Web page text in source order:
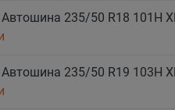
Автошина 235/50 R18 101H
Автошина 235/50 R19 103H